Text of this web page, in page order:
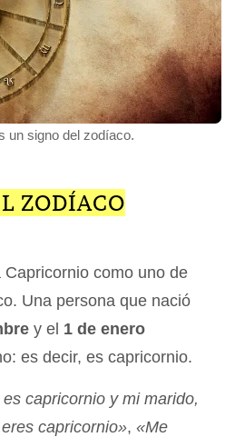
un signo del zodíaco.
ZODÍACO
Capricornio como uno de
Una persona que nació
y el 1 de enero
es decir, es capricornio.
capricornio y mi marido,
capricornio», «Me